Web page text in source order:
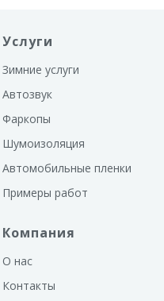
Услуги
Зимние услуги
Автозвук
Фаркопы
Шумоизоляция
Автомобильные пленки
Примеры работ
Компания
О нас
Контакты